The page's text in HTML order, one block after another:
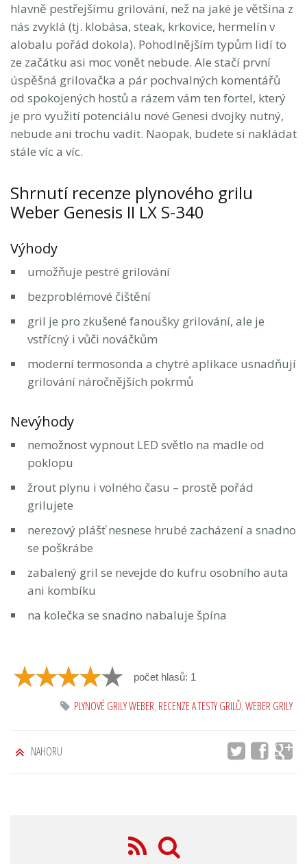
hlavně pestřejšímu grilování, než na jaké je většina z
nás zvyklá (tj. klobása, steak, krkovice, hermelín v
alobalu pořád dokola). Pohodlnějším typům lidí to
ze začátku asi moc vonět nebude. Ale stačí první
úspěšná grilovačka a pár pochvalných komentářů
od spokojených hostů a rázem vám ten fortel, který
je pro využití potenciálu nové Genesi dvojky nutný,
nebude ani trochu vadit. Naopak, budete si nakládat
stále víc a víc.
Shrnutí recenze plynového grilu
Weber Genesis II LX S-340
Výhody
umožňuje pestré grilování
bezproblémové čištění
gril je pro zkušené fanoušky grilování, ale je
vstřícný i vůči nováčkům
moderní termosonda a chytré aplikace usnadňují
grilování náročnějších pokrmů
Nevýhody
nemožnost vypnout LED světlo na madle od
poklopu
žrout plynu i volného času – prostě pořád
grilujete
nerezový plášť nesnese hrubé zacházení a snadno
se poškrábe
zabalený gril se nevejde do kufru osobního auta
ani kombíku
na kolečka se snadno nabaluje špína
počet hlasů: 1
PLYNOVÉ GRILY WEBER,RECENZE A TESTY GRILŮ,WEBER GRILY
NAHORU